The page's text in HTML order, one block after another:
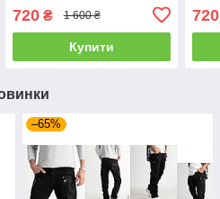
720₴ 1 600 ₴
Купити
720
–65%